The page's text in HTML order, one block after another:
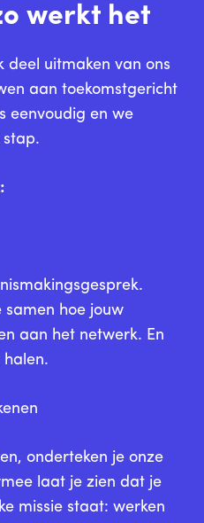
werkt het
deel uitmaken van ons
aan toekomstgericht
eenvoudig en we
stap.
samen hoe jouw
aan het netwerk. En
onderteken je onze
laat je zien dat je
missie staat: werken